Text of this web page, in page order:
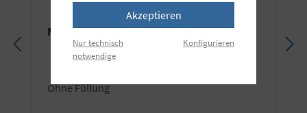
Manfrotto Sandsack G100 für bis zu 6 kg
ohne Füllung
Akzeptieren
Nur technisch
notwendige
Konfigurieren